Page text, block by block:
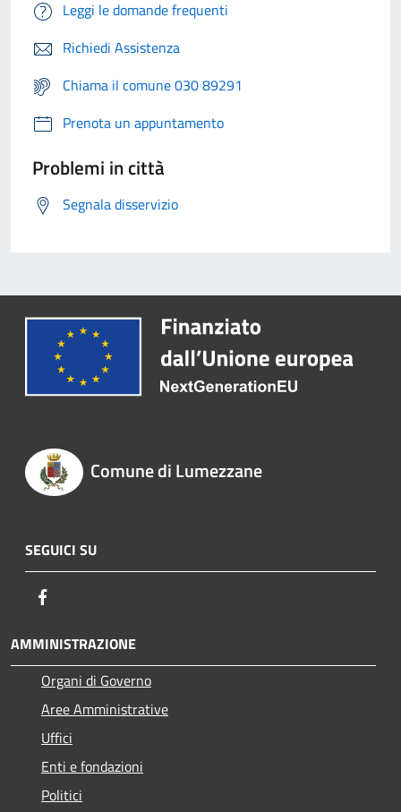
Leggi le domande frequenti
Richiedi Assistenza
Chiama il comune 030 89291
Prenota un appuntamento
Problemi in città
Segnala disservizio
Comune di Lumezzane
SEGUICI SU
AMMINISTRAZIONE
Organi di Governo
Aree Amministrative
Uffici
Enti e fondazioni
Politici